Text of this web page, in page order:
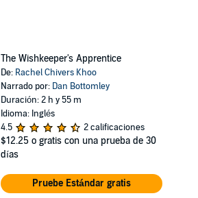
The Wishkeeper's Apprentice
De: Rachel Chivers Khoo
Narrado por: Dan Bottomley
Duración: 2 h y 55 m
Idioma: Inglés
4.5
2 calificaciones
$12.25 o gratis con una prueba de 30
días
Pruebe Estándar gratis